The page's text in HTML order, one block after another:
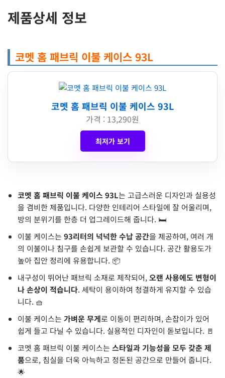
제품상세 정보
코멧 홈 패브릭 이불 케이스 93L
코멧 홈 패브릭 이불 케이스 93L
가격 : 13,290원
최저가 보기
코멧 홈 패브릭 이불 케이스 93L는 고급스러운 디자인과 실용성
을 겸비한 제품입니다. 다양한 인테리어 스타일에 잘 어울리며,
방의 분위기를 한층 더 업그레이드해 줍니다. 🛏️
이불 케이스는 93리터의 넉넉한 수납 공간을 제공하여, 여러 개
의 이불이나 침구를 손쉽게 보관할 수 있습니다. 공간 활용도가
높아 집안 정리에 유용합니다. 📦
내구성이 뛰어난 패브릭 소재로 제작되어,오랜 사용에도 변형이
나 손상이 적습니다. 세탁이 용이하여 청결하게 유지할 수 있습
니다. 🧺
이불 케이스는 가벼운 무게로 이동이 편리하며, 손잡이가 있어
쉽게 들고 다닐 수 있습니다. 실용적인 디자인이 돋보입니다. 🚪
코멧 홈 패브릭 이불 케이스는 스타일과 기능성을 모두 갖춘 제
품으로, 침실을 더욱 아늑하고 정돈된 공간으로 만들어 줍니다.
🌟